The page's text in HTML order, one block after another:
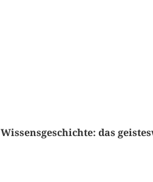
Wissensgeschichte: das